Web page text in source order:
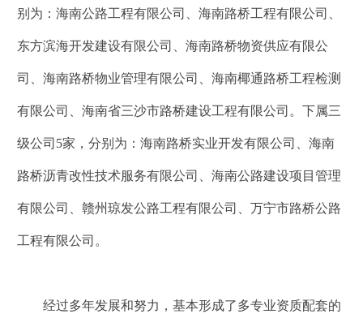
别为：海南公路工程有限公司、海南路桥工程有限公司、
东方滨海开发建设有限公司、海南路桥物资供应有限公
司、海南路桥物业管理有限公司、海南椰通路桥工程检测
有限公司、海南省三沙市路桥建设工程有限公司。下属三
级公司5家，分别为：海南路桥实业开发有限公司、海南
路桥沥青改性技术服务有限公司、海南公路建设项目管理
有限公司、赣州琼发公路工程有限公司、万宁市路桥公路
工程有限公司。
经过多年发展和努力，基本形成了多专业资质配套的